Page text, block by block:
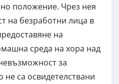
положение. Чрез нея
на безработни лица в
на
среда на хора над
за
са освидетелствани